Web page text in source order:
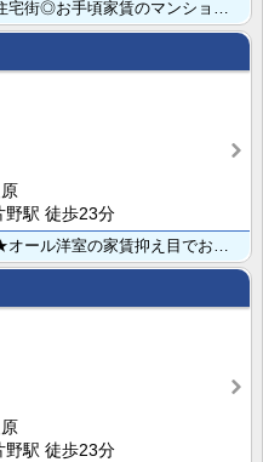
野駅 徒歩23分
野駅 徒歩23分